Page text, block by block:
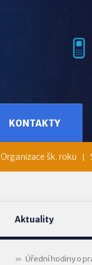
Organizace šk. roku
KONTAKTY
Aktuality
Úřední hodiny o